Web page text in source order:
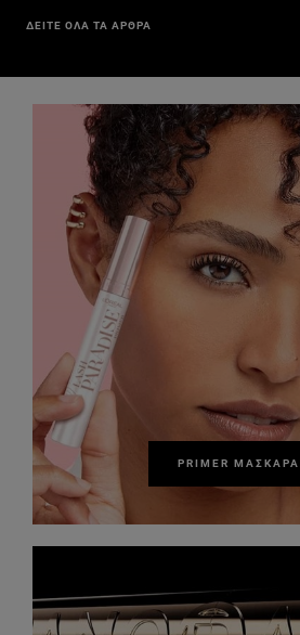
ΔΕΙΤΕ ΟΛΑ ΤΑ ΑΡΘΡΑ
PRIMER